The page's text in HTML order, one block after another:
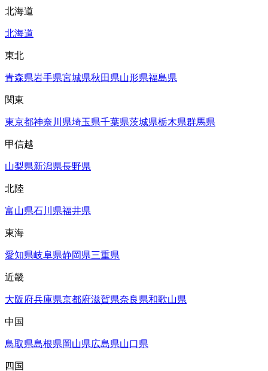
北海道
北海道
東北
青森県岩手県宮城県秋田県山形県福島県
関東
東京都神奈川県埼玉県千葉県茨城県栃木県群馬県
甲信越
山梨県新潟県長野県
北陸
富山県石川県福井県
東海
愛知県岐阜県静岡県三重県
近畿
大阪府兵庫県京都府滋賀県奈良県和歌山県
中国
鳥取県島根県岡山県広島県山口県
四国